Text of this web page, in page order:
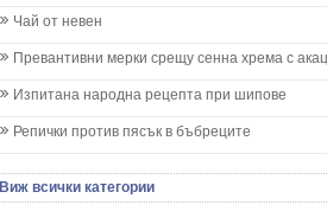
Кашлица при бебето и детето
Колики
Менингит
Млечница
Нощно напикаване - енуреза
Чай от невен
Превантивни мерки срещу сенна хрема с
Изпитана народна рецепта при шипове
Репички против пясък в бъбреците
Виж всички категории